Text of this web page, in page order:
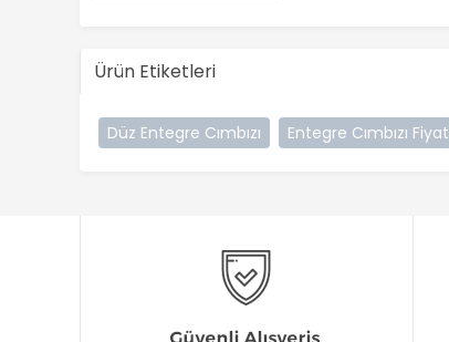
Ürün Etiketleri
Düz Entegre Cımbızı Entegre Cımbızı Fiyat